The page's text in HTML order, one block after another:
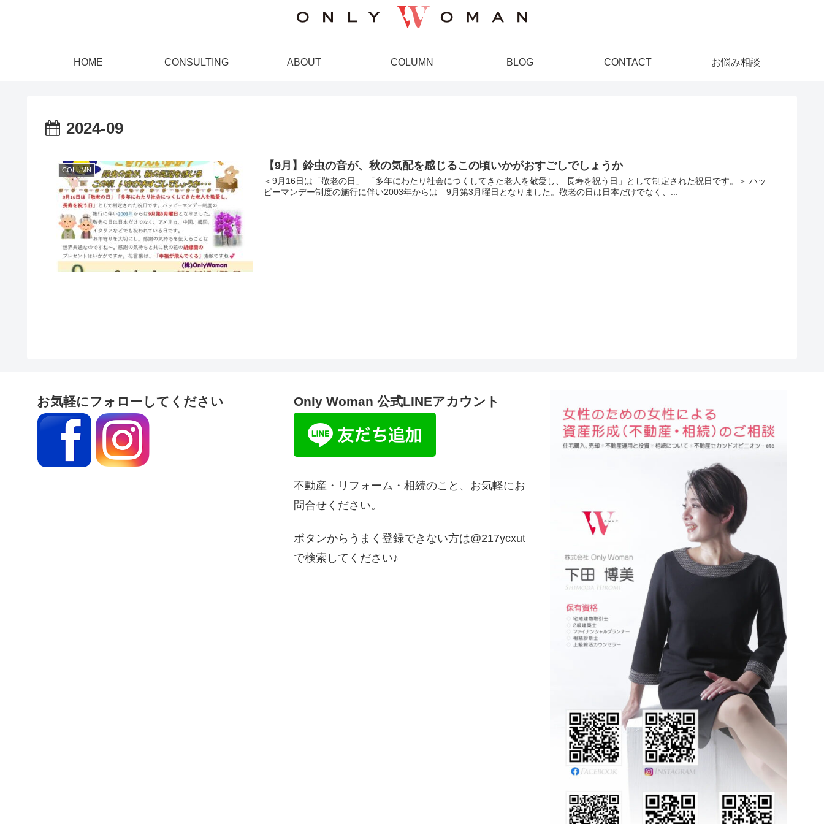
HOME CONSULTING ABOUT COLUMN BLOG CONTACT お悩み相談
2024-09
COLUMN 【9月】鈴虫の音が、秋の気配を感じるこの頃いかがおすごしでしょうか
＜9月16日は「敬老の日」 「多年にわたり社会につくしてきた老人を敬愛し、 長寿を祝う日」として制定された祝日です。＞ ハッ
ピーマンデー制度の施行に伴い2003年からは 9月第3月曜日となりました。敬老の日は日本だけでなく、...
お気軽にフォローしてください Only Woman 公式LINEアカウント
不動産・リフォーム・相続のこと、お気軽にお
問合せください。
ボタンからうまく登録できない方は@217ycxut
で検索してください♪